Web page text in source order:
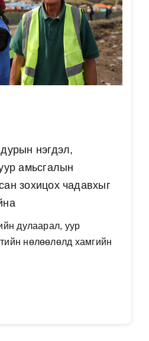
нэгдэл,
амьсгалын
зохицох чадавхыг
дулаарал, уур
нөлөөлөлд хамгийн